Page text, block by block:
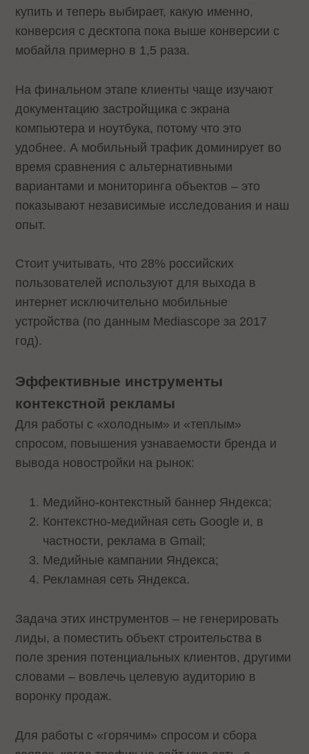
купить и теперь выбирает, какую именно,
конверсия с десктопа пока выше конверсии с
мобайла примерно в 1,5 раза.
На финальном этапе клиенты чаще изучают
документацию застройщика с экрана
компьютера и ноутбука, потому что это
удобнее. А мобильный трафик доминирует во
время сравнения с альтернативными
вариантами и мониторинга объектов – это
показывают независимые исследования и наш
опыт.
Стоит учитывать, что 28% российских
пользователей используют для выхода в
интернет исключительно мобильные
устройства (по данным Mediascope за 2017
год).
Эффективные инструменты
контекстной рекламы
Для работы с «холодным» и «теплым»
спросом, повышения узнаваемости бренда и
вывода новостройки на рынок:
Медийно-контекстный баннер Яндекса;
Контекстно-медийная сеть Google и, в
частности, реклама в Gmail;
Медийные кампании Яндекса;
Рекламная сеть Яндекса.
Задача этих инструментов – не генерировать
лиды, а поместить объект строительства в
поле зрения потенциальных клиентов, другими
словами – вовлечь целевую аудиторию в
воронку продаж.
Для работы с «горячим» спросом и сбора